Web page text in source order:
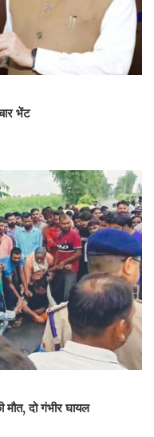
भेंट
दो गंभीर घायल